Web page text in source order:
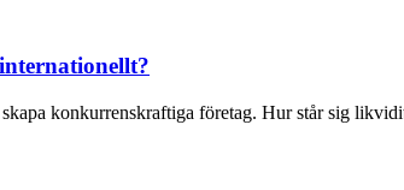
konkurrenskraftiga företag. Hur står sig